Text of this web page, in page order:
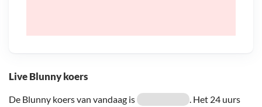
Live Blunny koers
De Blunny koers van vandaag is
. Het 24 uurs